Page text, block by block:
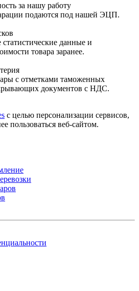
за нашу работу
подаются под нашей ЭЦП.
данные и
товара заранее.
с отметками таможенных
документов с НДС.
с целью персонализации сервисов,
пользоваться веб-сайтом.